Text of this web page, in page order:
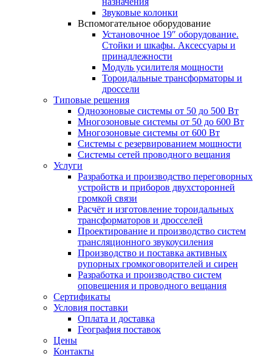
Звуковые колонки
Вспомогательное оборудование
Установочное 19″ оборудование.
Стойки и шкафы. Аксессуары и
принадлежности
Модуль усилителя мощности
Тороидальные трансформаторы и
дроссели
Типовые решения
Однозоновые системы от 50 до 500 Вт
Многозоновые системы от 50 до 600 Вт
Многозоновые системы от 600 Вт
Системы с резервированием мощности
Системы сетей проводного вещания
Услуги
Разработка и производство переговорных
устройств и приборов двухсторонней
громкой связи
Расчёт и изготовление тороидальных
трансформаторов и дросселей
Проектирование и производство систем
трансляционного звукоусиления
Производство и поставка активных
рупорных громкоговорителей и сирен
Разработка и производство систем
оповещения и проводного вещания
Сертификаты
Условия поставки
Оплата и доставка
География поставок
Цены
Контакты